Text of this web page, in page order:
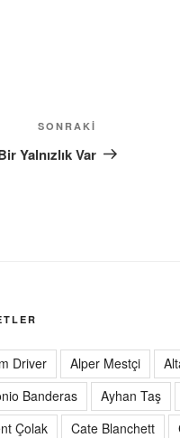
Yazı
SONRAKI
Yalnızlık Var
Driver Alper Mestçi
Banderas
Ayhan Taş
Çolak
Cate Blanchett